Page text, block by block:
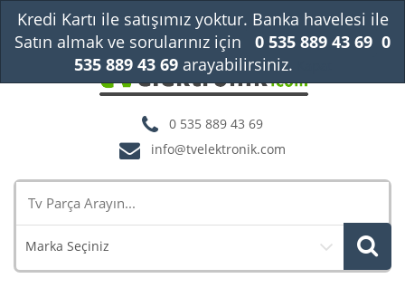
0 535 889 43 69
info@tvelektronik.com
Marka Seçiniz
Kredi Kartı ile satışımız yoktur. Banka havelesi ile
Satın almak ve sorularınız için
0 535 889 43 69 0
535 889 43 69arayabilirsiniz.